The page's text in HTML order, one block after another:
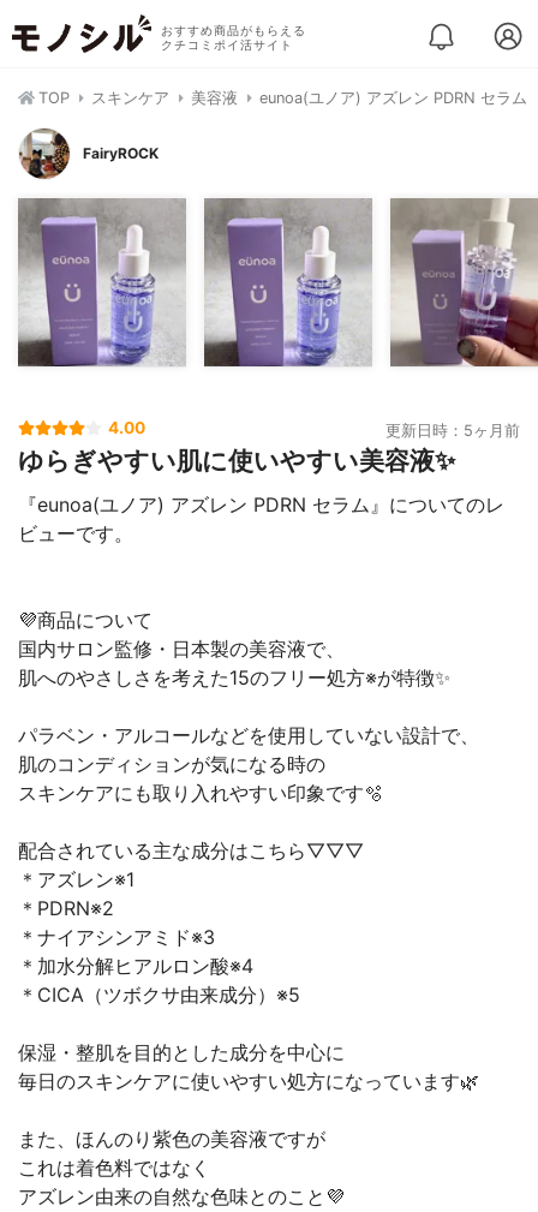
おすすめ商品がもらえる
クチコミポイ活サイト
TOP スキンケア 美容液 eunoa(ユノア) アズレン PDRN セラム
FairyROCK
4.00 更新日時：5ヶ月前
ゆらぎやすい肌に使いやすい美容液✨
『eunoa(ユノア) アズレン PDRN セラム』についてのレ
ビューです。
💜商品について
国内サロン監修・日本製の美容液で、
肌へのやさしさを考えた15のフリー処方※が特徴✨
パラベン・アルコールなどを使用していない設計で、
肌のコンディションが気になる時の
スキンケアにも取り入れやすい印象です🫧
配合されている主な成分はこちら▽▽▽
＊アズレン※1
＊PDRN※2
＊ナイアシンアミド※3
＊加水分解ヒアルロン酸※4
＊CICA（ツボクサ由来成分）※5
保湿・整肌を目的とした成分を中心に
毎日のスキンケアに使いやすい処方になっています🌿
また、ほんのり紫色の美容液ですが
これは着色料ではなく
アズレン由来の自然な色味とのこと💜